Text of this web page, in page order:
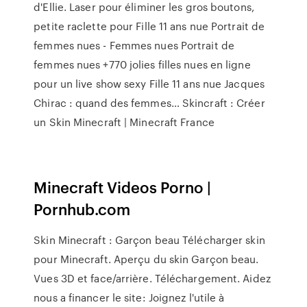
d'Ellie. Laser pour éliminer les gros boutons,
petite raclette pour Fille 11 ans nue Portrait de
femmes nues - Femmes nues Portrait de
femmes nues +770 jolies filles nues en ligne
pour un live show sexy Fille 11 ans nue Jacques
Chirac : quand des femmes… Skincraft : Créer
un Skin Minecraft | Minecraft France
Minecraft Videos Porno |
Pornhub.com
Skin Minecraft : Garçon beau Télécharger skin
pour Minecraft. Aperçu du skin Garçon beau.
Vues 3D et face/arrière. Téléchargement. Aidez
nous a financer le site: Joignez l'utile à